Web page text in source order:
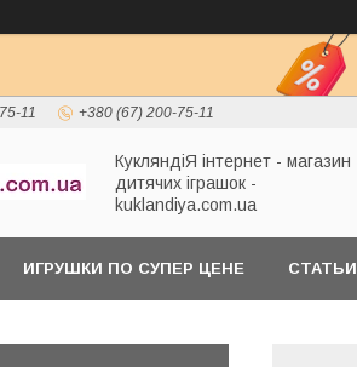
11 +380 (67) 200-75-11
КукляндіЯ інтернет - магазин
дитячих іграшок -
kuklandiya.com.ua
ИГРУШКИ ПО СУПЕР ЦЕНЕ СТАТЬИ